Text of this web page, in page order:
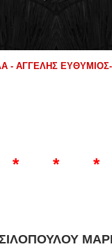
- ΑΓΓΕΛΗΣ
* * *